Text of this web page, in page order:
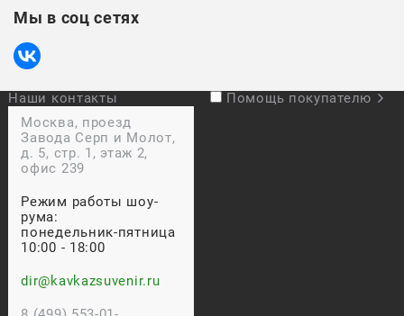
Мы в соц сетях
Наши контакты
Москва, проезд
Завода Серп и Молот,
д. 5, стр. 1, этаж 2,
офис 239
Режим работы шоу-
рума:
понедельник-пятница
10:00 - 18:00
dir@kavkazsuvenir.ru
Помощь покупателю